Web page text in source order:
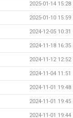
2025-01-14 15:28
2025-01-10 15:59
2024-12-05 10:31
2024-11-18 16:35
2024-11-12 12:52
2024-11-04 11:51
2024-11-01 19:48
2024-11-01 19:45
2024-11-01 19:44